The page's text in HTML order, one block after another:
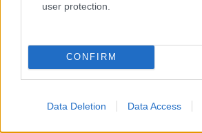
user protection.
CONFIRM
Data Deletion Data Access